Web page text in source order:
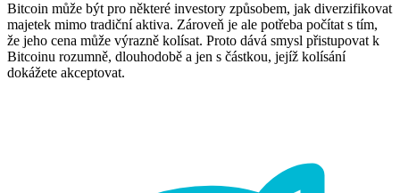
Bitcoin může být pro některé investory způsobem, jak diverzifikovat
majetek mimo tradiční aktiva. Zároveň je ale potřeba počítat s tím,
že jeho cena může výrazně kolísat. Proto dává smysl přistupovat k
Bitcoinu rozumně, dlouhodobě a jen s částkou, jejíž kolísání
dokážete akceptovat.